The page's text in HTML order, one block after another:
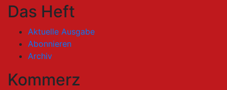
Das Heft
Aktuelle Ausgabe
Abonnieren
Archiv
Kommerz